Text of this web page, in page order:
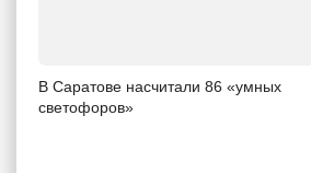
В Саратове насчитали 86 «умных
светофоров»